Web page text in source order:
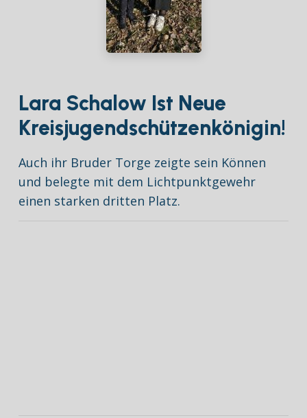
Lara Schalow Ist Neue
Kreisjugendschützenkönigin!
Auch ihr Bruder Torge zeigte sein Können
und belegte mit dem Lichtpunktgewehr
einen starken dritten Platz.